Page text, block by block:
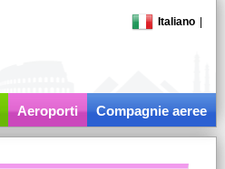
Italiano
Aeroporti Compagnie aeree